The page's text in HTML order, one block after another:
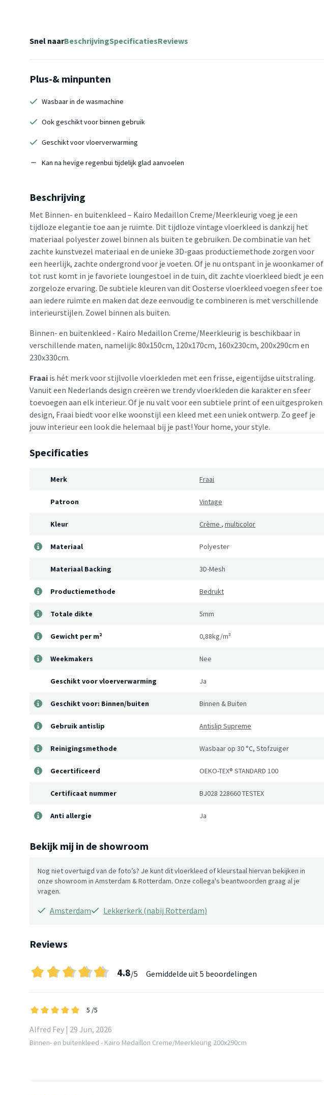
Snel naarBeschrijvingSpecificatiesReviews
Plus-& minpunten
Wasbaar in de wasmachine
Ook geschikt voor binnen gebruik
Geschikt voor vloerverwarming
Kan na hevige regenbui tijdelijk glad aanvoelen
Beschrijving
Met Binnen- en buitenkleed – Kairo Medaillon Creme/Meerkleurig voeg je een
tijdloze elegantie toe aan je ruimte. Dit tijdloze vintage vloerkleed is dankzij het
materiaal polyester zowel binnen als buiten te gebruiken. De combinatie van het
zachte kunstvezel materiaal en de unieke 3D-gaas productiemethode zorgen voor
een heerlijk, zachte ondergrond voor je voeten. Of je nu ontspant in je woonkamer of
tot rust komt in je favoriete loungestoel in de tuin, dit zachte vloerkleed biedt je een
zorgeloze ervaring. De subtiele kleuren van dit Oosterse vloerkleed voegen sfeer toe
aan iedere ruimte en maken dat deze eenvoudig te combineren is met verschillende
interieurstijlen. Zowel binnen als buiten.
Binnen- en buitenkleed - Kairo Medaillon Creme/Meerkleurig is beschikbaar in
verschillende maten, namelijk: 80x150cm, 120x170cm, 160x230cm, 200x290cm en
230x330cm.
Fraai is hét merk voor stijlvolle vloerkleden met een frisse, eigentijdse uitstraling.
Vanuit een Nederlands design creëren we trendy vloerkleden die karakter en sfeer
toevoegen aan elk interieur. Of je nu valt voor een subtiele print of een uitgesproken
design, Fraai biedt voor elke woonstijl een kleed met een uniek ontwerp. Zo geef je
jouw interieur een look die helemaal bij je past! Your home, your style.
Specificaties
Merk Fraai
Patroon Vintage
Kleur Crème , multicolor
Materiaal Polyester
Materiaal Backing 3D-Mesh
Productiemethode Bedrukt
Totale dikte 5mm
Gewicht per m² 0,88kg/m²
Weekmakers Nee
Geschikt voor vloerverwarming Ja
Geschikt voor: Binnen/buiten Binnen & Buiten
Gebruik antislip Antislip Supreme
Reinigingsmethode Wasbaar op 30 °C, Stofzuiger
Gecertificeerd OEKO-TEX® STANDARD 100
Certificaat nummer BJ028 228660 TESTEX
Anti allergie Ja
Bekijk mij in de showroom
Nog niet overtuigd van de foto’s? Je kunt dit vloerkleed of kleurstaal hiervan bekijken in
onze showroom in Amsterdam & Rotterdam. Onze collega's beantwoorden graag al je
vragen.
Amsterdam Lekkerkerk (nabij Rotterdam)
Reviews
4.8/5 Gemiddelde uit5 beoordelingen
5 /5
Alfred Fey | 29 Jun, 2026
Binnen- en buitenkleed - Kairo Medaillon Creme/Meerkleurig 200x290cm